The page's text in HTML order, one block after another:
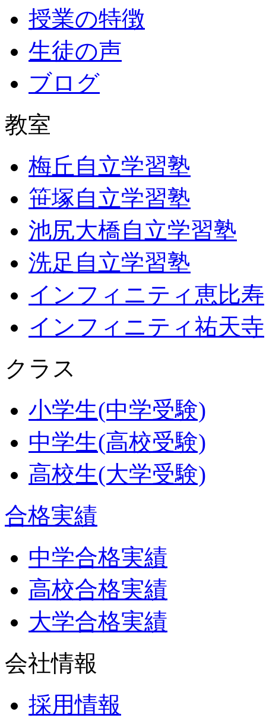
授業の特徴
生徒の声
ブログ
教室
梅丘自立学習塾
笹塚自立学習塾
池尻大橋自立学習塾
洗足自立学習塾
インフィニティ恵比寿
インフィニティ祐天寺
クラス
小学生(中学受験)
中学生(高校受験)
高校生(大学受験)
合格実績
中学合格実績
高校合格実績
大学合格実績
会社情報
採用情報